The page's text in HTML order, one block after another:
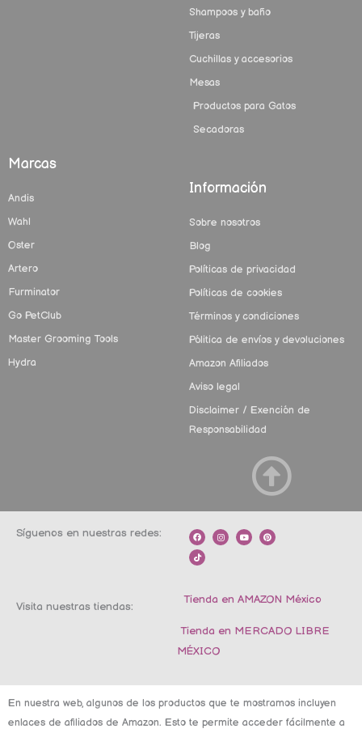
Shampoos y baño
Tijeras
Cuchillas y accesorios
Mesas
Productos para Gatos
Secadoras
Marcas
Andis
Wahl
Oster
Artero
Furminator
Go PetClub
Master Grooming Tools
Hydra
Información
Sobre nosotros
Blog
Políticas de privacidad
Políticas de cookies
Términos y condiciones
Pólitica de envíos y devoluciones
Amazon Afiliados
Aviso legal
Disclaimer / Exención de
Responsabilidad
Síguenos en nuestras redes:
F
a
c
e
b
I
n
s
m
Y
o
u
P
i
n
t
T
i
k
t
o
Visita nuestras tiendas:
Tienda en AMAZON México
Tienda en MERCADO LIBRE
MÉXICO
En nuestra web, algunos de los productos que te mostramos incluyen
enlaces de afiliados de Amazon. Esto te permite acceder fácilmente a